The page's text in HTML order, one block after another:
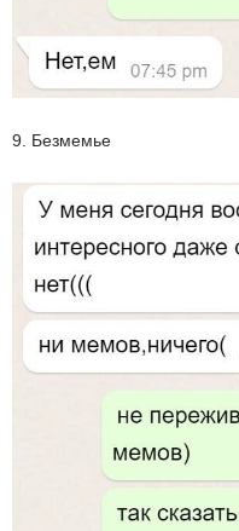
9. Безмемье